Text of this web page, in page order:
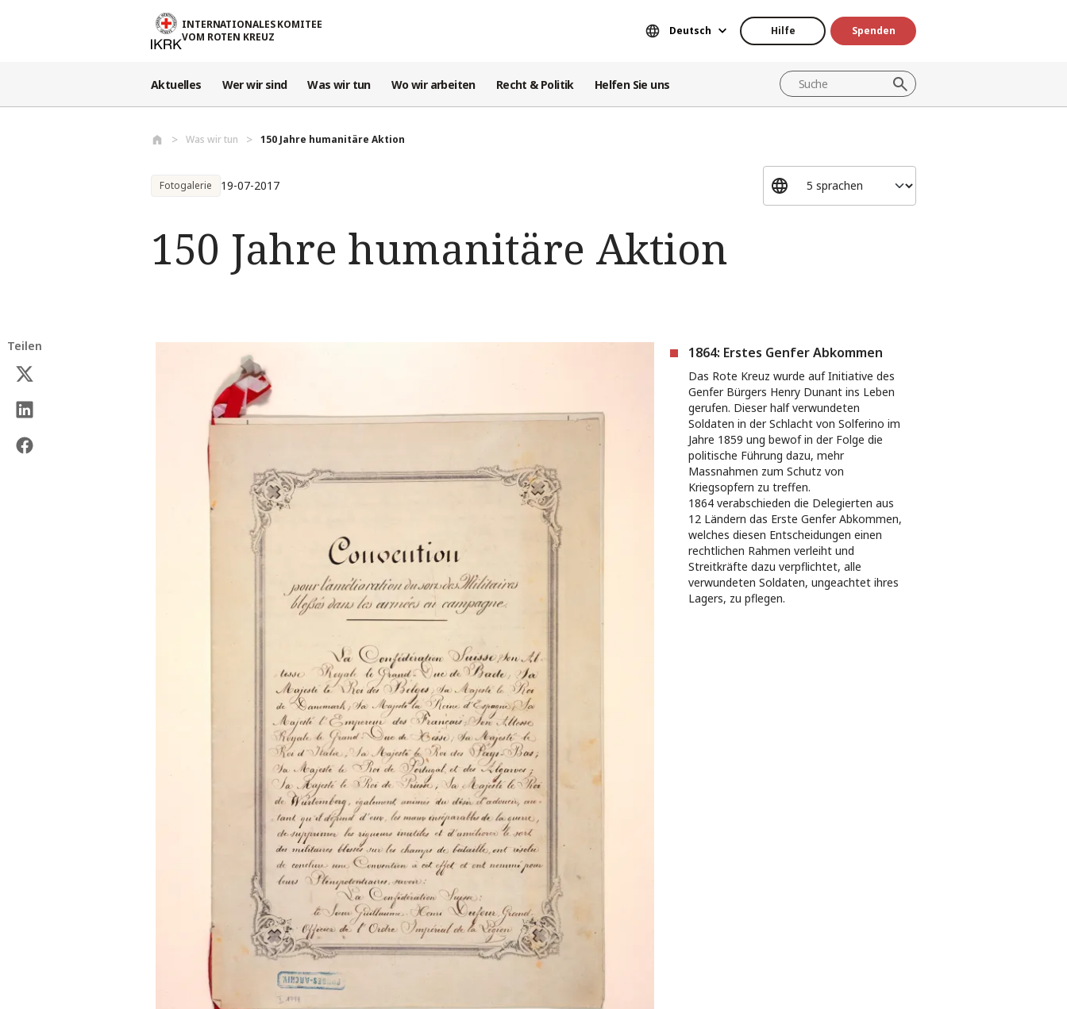
INTERNATIONALES KOMITEE
VOM ROTEN KREUZ
Deutsch Hilfe Spenden
Aktuelles Wer wir sind Was wir tun Wo wir arbeiten Recht & Politik Helfen Sie uns
Was wir tun 150 Jahre humanitäre Aktion
Fotogalerie 19-07-2017
150 Jahre humanitäre Aktion
Teilen 1864: Erstes Genfer Abkommen
Das Rote Kreuz wurde auf Initiative des
Genfer Bürgers Henry Dunant ins Leben
gerufen. Dieser half verwundeten
Soldaten in der Schlacht von Solferino im
Jahre 1859 ung bewof in der Folge die
politische Führung dazu, mehr
Massnahmen zum Schutz von
Kriegsopfern zu treffen.
1864 verabschieden die Delegierten aus
12 Ländern das Erste Genfer Abkommen,
welches diesen Entscheidungen einen
rechtlichen Rahmen verleiht und
Streitkräfte dazu verpflichtet, alle
verwundeten Soldaten, ungeachtet ihres
Lagers, zu pflegen.